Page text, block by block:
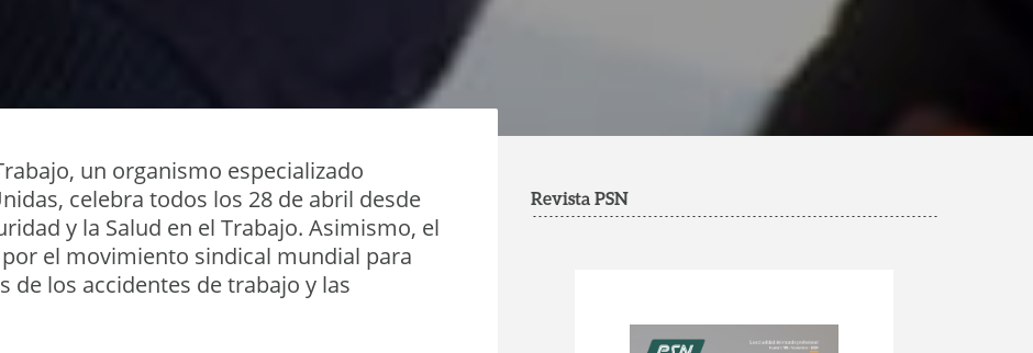
un organismo especializado
celebra todos los 28 de abril desde
y la Salud en el Trabajo. Asimismo, el
el movimiento sindical mundial para
de los accidentes de trabajo y las
Revista PSN